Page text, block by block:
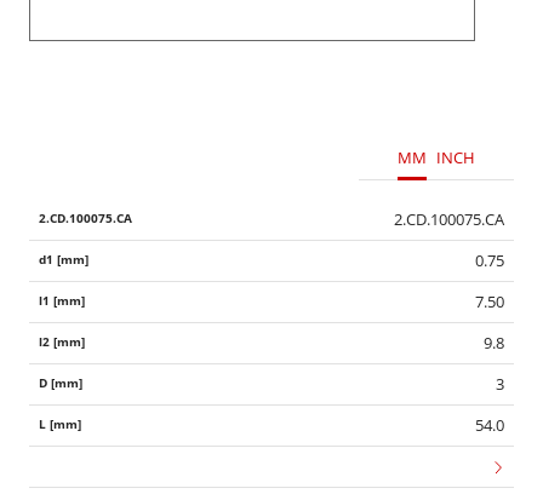
MM INCH
2.CD.100075.CA
0.75
7.50
9.8
3
54.0